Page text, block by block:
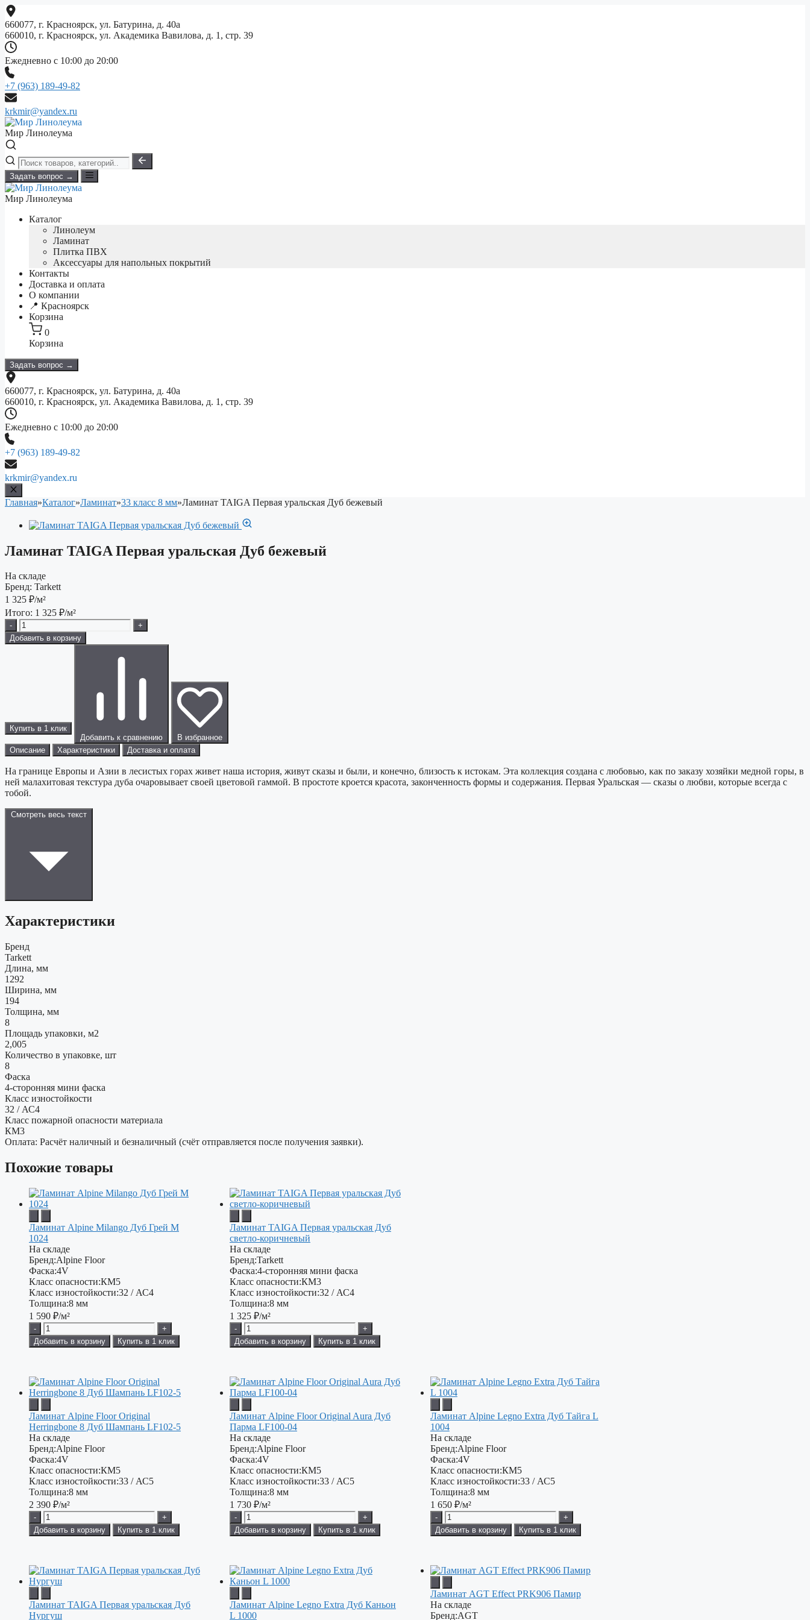
Перейти
к
содержимому
660077, г. Красноярск, ул. Батурина, д. 40а
660010, г. Красноярск, ул. Академика Вавилова, д. 1, стр. 39
Ежедневно с 10:00 до 20:00
+7 (963) 189-49-82
krkmir@yandex.ru
Мир Линолеума
Задать вопрос →
Мир Линолеума
Каталог
Линолеум
Ламинат
Плитка ПВХ
Аксессуары для напольных покрытий
Контакты
Доставка и оплата
О компании
📍 Красноярск
Корзина
0
Корзина
Задать вопрос →
660077, г. Красноярск, ул. Батурина, д. 40а
660010, г. Красноярск, ул. Академика Вавилова, д. 1, стр. 39
Ежедневно с 10:00 до 20:00
+7 (963) 189-49-82
krkmir@yandex.ru
Главная»Каталог»Ламинат»33 класс 8 мм»Ламинат TAIGA Первая уральская Дуб бежевый
Ламинат TAIGA Первая уральская Дуб бежевый
На складе
Бренд: Tarkett
1 325 ₽/м²
Итого: 1 325 ₽/м²
-
+
Добавить в корзину
Купить в 1 клик
Добавить к сравнению
В избранное
Описание
Характеристики Доставка и оплата
На границе Европы и Азии в лесистых горах живет наша история, живут сказы и были, и конечно, близость к истокам. Эта коллекция создана с любовью, как по заказу хозяйки медной горы, в
ней малахитовая текстура дуба очаровывает своей цветовой гаммой. В простоте кроется красота, законченность формы и содержания. Первая Уральская — сказы о любви, которые всегда с
тобой.
Смотреть весь текст
Характеристики
Бренд
Tarkett
Длина, мм
1292
Ширина, мм
194
Толщина, мм
8
Площадь упаковки, м2
2,005
Количество в упаковке, шт
8
Фаска
4-сторонняя мини фаска
Класс изностойкости
32 / АС4
Класс пожарной опасности материала
КМ3
Оплата: Расчёт наличный и безналичный (счёт отправляется после получения заявки).
Похожие товары
Ламинат Alpine Milango Дуб Грей М
1024
На складе
Бренд:Alpine Floor
Фаска:4V
Класс опасности:КМ5
Класс изностойкости:32 / АС4
Толщина:8 мм
1 590 ₽/м²
-
+
Добавить в корзину
Купить в 1 клик
Ламинат TAIGA Первая уральская Дуб
светло-коричневый
На складе
Бренд:Tarkett
Фаска:4-сторонняя мини фаска
Класс опасности:КМ3
Класс изностойкости:32 / АС4
Толщина:8 мм
1 325 ₽/м²
-
+
Добавить в корзину
Купить в 1 клик
Ламинат Alpine Floor Original
Herringbone 8 Дуб Шампань LF102-5
На складе
Бренд:Alpine Floor
Фаска:4V
Класс опасности:КМ5
Класс изностойкости:33 / АС5
Толщина:8 мм
2 390 ₽/м²
-
+
Добавить в корзину
Купить в 1 клик
Ламинат Alpine Floor Original Aura Дуб
Парма LF100-04
На складе
Бренд:Alpine Floor
Фаска:4V
Класс опасности:КМ5
Класс изностойкости:33 / АС5
Толщина:8 мм
1 730 ₽/м²
-
+
Добавить в корзину
Купить в 1 клик
Ламинат Alpine Legno Extra Дуб Тайга L
1004
На складе
Бренд:Alpine Floor
Фаска:4V
Класс опасности:КМ5
Класс изностойкости:33 / АС5
Толщина:8 мм
1 650 ₽/м²
-
+
Добавить в корзину
Купить в 1 клик
Ламинат TAIGA Первая уральская Дуб
Нургуш
Ламинат Alpine Legno Extra Дуб Каньон
L 1000
Ламинат AGT Effect PRK906 Памир
На складе
Бренд:AGT